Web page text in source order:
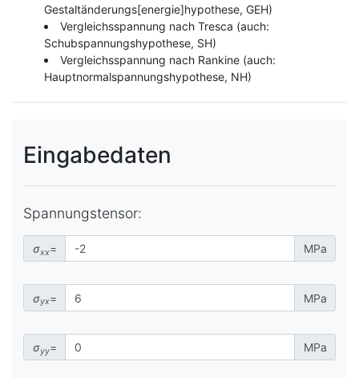
Gestaltänderungs[energie]hypothese, GEH)
Vergleichsspannung nach Tresca (auch:
Schubspannungshypothese, SH)
Vergleichsspannung nach Rankine (auch:
Hauptnormalspannungshypothese, NH)
Eingabedaten
Spannungstensor:
σxx= MPa
σyx= MPa
σyy= MPa